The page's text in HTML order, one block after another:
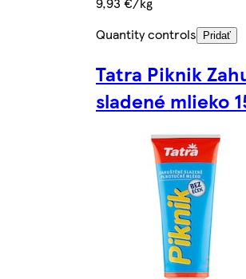
Quantity controls
Pridať
Tatra Piknik
sladené mlieko